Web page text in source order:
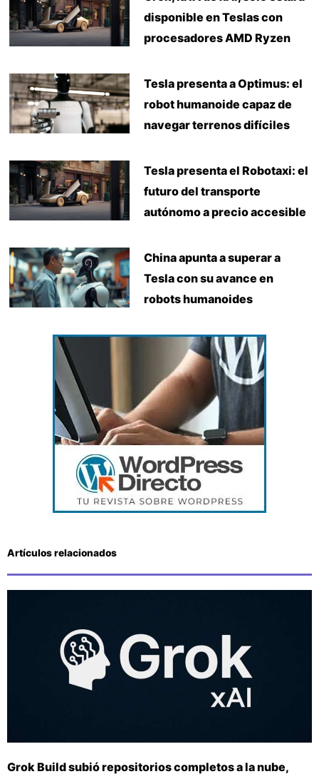
disponible en Teslas con
procesadores AMD Ryzen
Tesla presenta a Optimus: el
robot humanoide capaz de
navegar terrenos difíciles
Tesla presenta el Robotaxi: el
futuro del transporte
autónomo a precio accesible
China apunta a superar a
Tesla con su avance en
robots humanoides
Artículos relacionados
Grok Build subió repositorios completos a la nube,